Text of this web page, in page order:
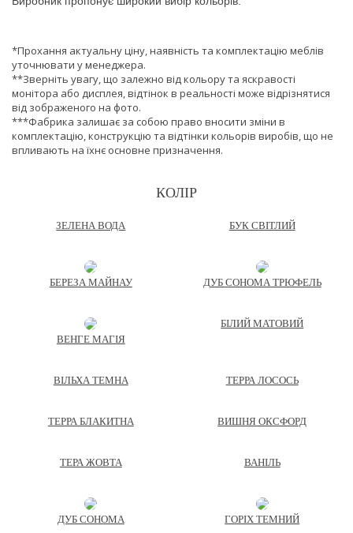
*Прохання актуальну ціну, наявність та комплектацію меблів
уточнювати у менеджера.
**Зверніть увагу, що залежно від кольору та яскравості
монітора або дисплея, відтінок в реальності може відрізнятися
від зображеного на фото.
***Фабрика залишає за собою право вносити зміни в
комплектацію, конструкцію та відтінки кольорів виробів, що не
впливають на їхнє основне призначення.
КОЛІР
ЗЕЛЕНА ВОДА БУК СВІТЛИЙ
БЕРЕЗА МАЙНАУ ДУБ СОНОМА ТРЮФЕЛЬ
ВЕНГЕ МАГІЯ
БІЛИЙ МАТОВИЙ
ВІЛЬХА ТЕМНА ТЕРРА ЛОСОСЬ
ТЕРРА БЛАКИТНА ВИШНЯ ОКСФОРД
ТЕРА ЖОВТА ВАНІЛЬ
ДУБ СОНОМА ГОРІХ ТЕМНИЙ